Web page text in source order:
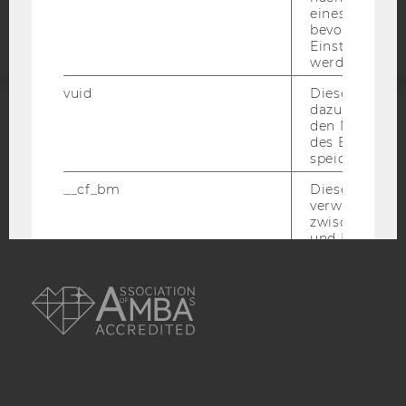
eines Vimeo-
bevorzugten
werden.
vuid
Dieser
dazu
den
des
speichern.
__cf_bm
Dieses
verwendet,
zwischen
und Bots zu